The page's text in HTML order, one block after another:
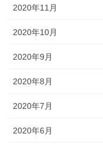
2020年11月
2020年10月
2020年9月
2020年8月
2020年7月
2020年6月